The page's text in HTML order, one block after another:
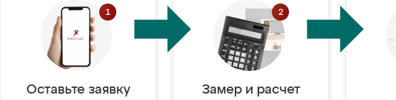
Оставьте заявку Замер и расчет